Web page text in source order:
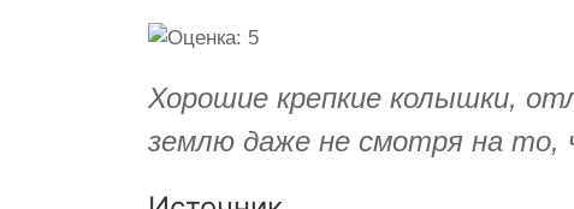
Хорошие крепкие колышки,
землю даже не смотря на то,